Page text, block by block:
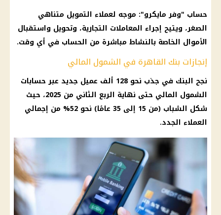
حساب "وفر مايكرو": موجه لعملاء التمويل متناهي
الصغر، ويتيح إجراء المعاملات التجارية، وتحويل واستقبال
الأموال الخاصة بالنشاط مباشرة من الحساب في أي وقت.
إنجازات بنك القاهرة في الشمول المالي
نجح البنك في جذب نحو 128 ألف عميل جديد عبر حسابات
الشمول المالي حتى نهاية الربع الثاني من 2025، حيث
شكل الشباب (من 15 إلى 35 عامًا) نحو 52% من إجمالي
العملاء الجدد.